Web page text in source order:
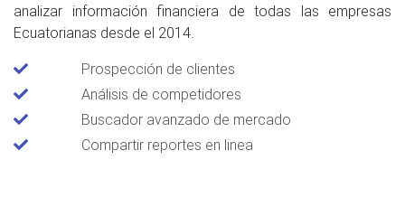
analizar información financiera de todas las empresas
Ecuatorianas desde el 2014.
Prospección de clientes
Análisis de competidores
Buscador avanzado de mercado
Compartir reportes en linea